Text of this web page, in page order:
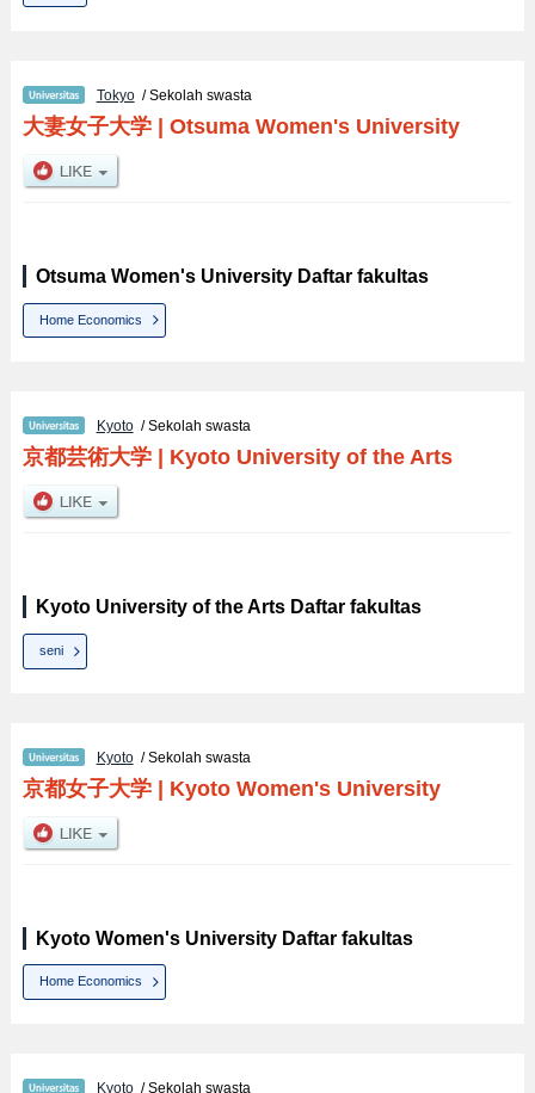
Tokyo/ Sekolah swasta
大妻女子大学| Otsuma Women's University
Otsuma Women's University Daftar fakultas
Home Economics
Kyoto/ Sekolah swasta
京都芸術大学| Kyoto University of the Arts
Kyoto University of the Arts Daftar fakultas
seni
Kyoto/ Sekolah swasta
京都女子大学| Kyoto Women's University
Kyoto Women's University Daftar fakultas
Home Economics
Kyoto/ Sekolah swasta